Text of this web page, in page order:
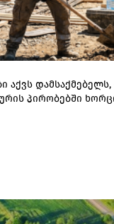
აქვს დამსაქმებელს,
პირობებში